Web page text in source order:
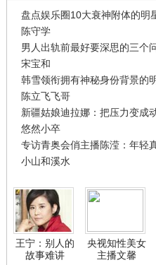
盘点娱乐圈10大衰神附体的明
陈守学
男人出轨前最好要深思的三个
宋宝和
韩雪领衔拥有神秘身份背景的
陈立飞飞哥
新疆姑娘迪拉娜：把压力变成
悠然小卒
专访青奥会俏主播陈滢：年轻
小山和溪水
王宁：别人的
故事难讲
央视知性美女
主播文馨